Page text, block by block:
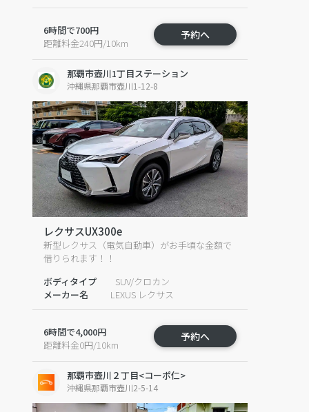
6時間で700円
距離料金240円/10km
予約へ
那覇市壺川1丁目ステーション
沖縄県那覇市壺川1-12-8
レクサスUX300e
新型レクサス（電気自動車）がお手頃な金額で
借りられます！！
ボディタイプ
メーカー名
SUV/クロカン
LEXUS レクサス
6時間で4,000円
距離料金0円/10km
予約へ
那覇市壺川２丁目<コーポ仁>
沖縄県那覇市壺川2-5-14